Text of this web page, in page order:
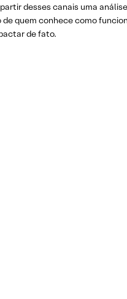
desses canais uma
de quem conhece como
de fato.